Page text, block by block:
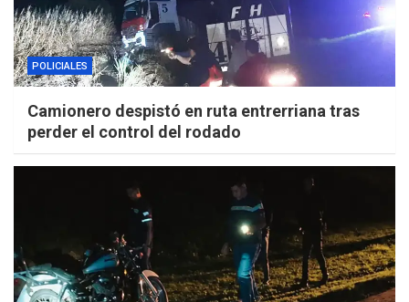
POLICIALES
Camionero despistó en ruta entrerriana tras
perder el control del rodado